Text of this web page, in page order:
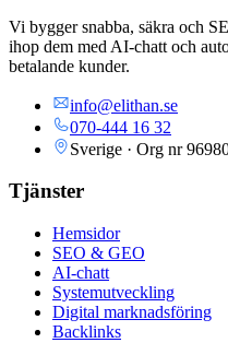
Vi bygger snabba, säkra och
ihop dem med AI-chatt och
betalande kunder.
info@elithan.se
070-444 16 32
Sverige · Org nr
Tjänster
Hemsidor
SEO & GEO
AI-chatt
Systemutveckling
Digital marknadsföring
Backlinks